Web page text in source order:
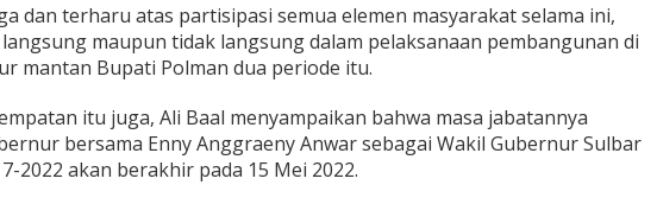
dan terharu atas partisipasi semua elemen masyarakat selama ini,
maupun tidak langsung dalam pelaksanaan pembangunan di
mantan Bupati Polman dua periode itu.
itu juga, Ali Baal menyampaikan bahwa masa jabatannya
bersama Enny Anggraeny Anwar sebagai Wakil Gubernur Sulbar
2022 akan berakhir pada 15 Mei 2022.